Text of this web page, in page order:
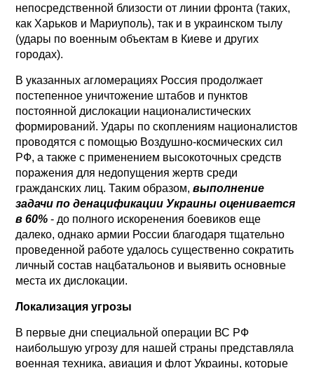
непосредственной близости от линии фронта (таких,
как Харьков и Мариуполь), так и в украинском тылу
(удары по военным объектам в Киеве и других
городах).
В указанных агломерациях Россия продолжает
постепенное уничтожение штабов и пунктов
постоянной дислокации националистических
формирований. Удары по скоплениям националистов
проводятся с помощью Воздушно-космических сил
РФ, а также с применением высокоточных средств
поражения для недопущения жертв среди
гражданских лиц. Таким образом,выполнение
задачи по денацификации Украины оценивается
в 60%- до полного искоренения боевиков еще
далеко, однако армии России благодаря тщательно
проведенной работе удалось существенно сократить
личный состав нацбатальонов и выявить основные
места их дислокации.
Локализация угрозы
В первые дни специальной операции ВС РФ
наибольшую угрозу для нашей страны представляла
военная техника, авиация и флот Украины, которые